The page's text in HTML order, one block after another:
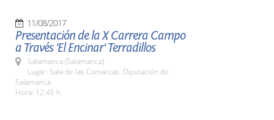
11/08/2017
Presentación de la X Carrera Campo
a Través 'El Encinar' Terradillos
Salamanca (Salamanca)
Lugar: Sala de las Comarcas. Diputación de
Salamanca
Hora: 12:45 h.